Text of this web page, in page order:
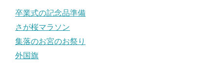
卒業式の記念品準備
さが桜マラソン
集落のお宮のお祭り
外国旗